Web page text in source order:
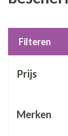
Filteren
Prijs
Merken